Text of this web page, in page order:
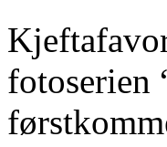
fotoserien